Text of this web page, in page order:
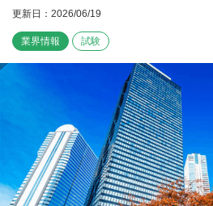
公認会計
USCPA（
女性会計
個別転職
更新日：2026/06/19
業界情報 試験